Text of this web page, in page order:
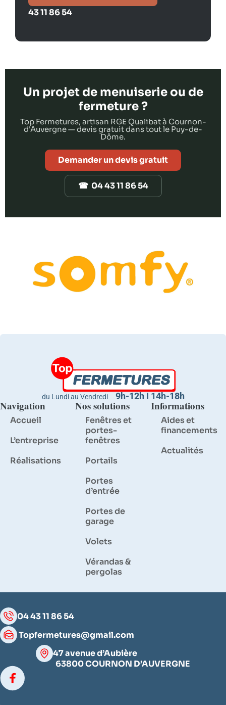
43 11 86 54
Un projet de menuiserie ou de
fermeture ?
Top Fermetures, artisan RGE Qualibat à Cournon-
d'Auvergne — devis gratuit dans tout le Puy-de-
Dôme.
Demander un devis gratuit
☎ 04 43 11 86 54
du Lundi au Vendredi 9h-12h I 14h-18h
Navigation
Accueil
L’entreprise
Réalisations
Nos solutions
Fenêtres et
portes-
fenêtres
Portails
Portes
d’entrée
Portes de
garage
Volets
Vérandas &
pergolas
Informations
Aides et
financements
Actualités
04 43 11 86 54
Topfermetures@gmail.com
47 avenue d’Aubière
63800 COURNON D’AUVERGNE